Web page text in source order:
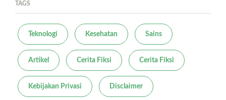
TAGS
Teknologi Kesehatan Sains
Artikel Cerita Fiksi Cerita Fiksi
Kebijakan Privasi Disclaimer